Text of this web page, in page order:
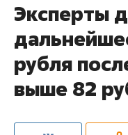
Эксперты
рубля
выше 82